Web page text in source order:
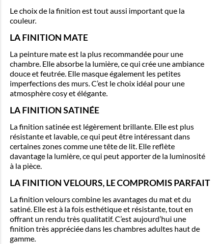
Le choix de la finition est tout aussi important que la
couleur.
LA FINITION MATE
La peinture mate est la plus recommandée pour une
chambre. Elle absorbe la lumière, ce qui crée une ambiance
douce et feutrée. Elle masque également les petites
imperfections des murs. C’est le choix idéal pour une
atmosphère cosy et élégante.
LA FINITION SATINÉE
La finition satinée est légèrement brillante. Elle est plus
résistante et lavable, ce qui peut être intéressant dans
certaines zones comme une tête de lit. Elle reflète
davantage la lumière, ce qui peut apporter de la luminosité
à la pièce.
LA FINITION VELOURS, LE COMPROMIS PARFAIT
La finition velours combine les avantages du mat et du
satiné. Elle est à la fois esthétique et résistante, tout en
offrant un rendu très qualitatif. C’est aujourd’hui une
finition très appréciée dans les chambres adultes haut de
gamme.